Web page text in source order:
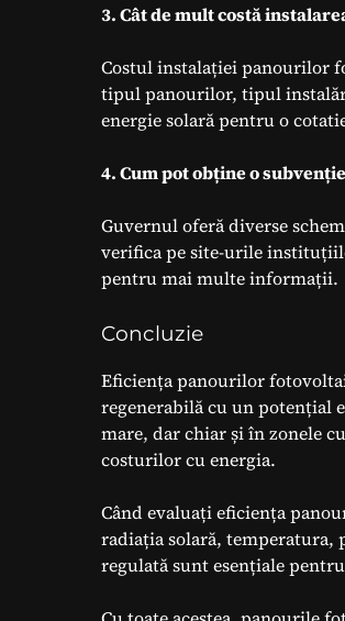
3. Cât de mult costă
Costul instalației panourilor
tipul panourilor, tipul
energie solară pentru o
4. Cum pot obține o
Guvernul oferă diverse
verifica pe site-urile
pentru mai multe informații.
Concluzie
Eficiența panourilor
regenerabilă cu un potențial
mare, dar chiar și în zonele
costurilor cu energia.
Când evaluați eficiența
radiația solară, temperatura,
regulată sunt esențiale